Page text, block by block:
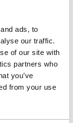
ads, to
our traffic.
of our site with
partners who
you’ve
from your use